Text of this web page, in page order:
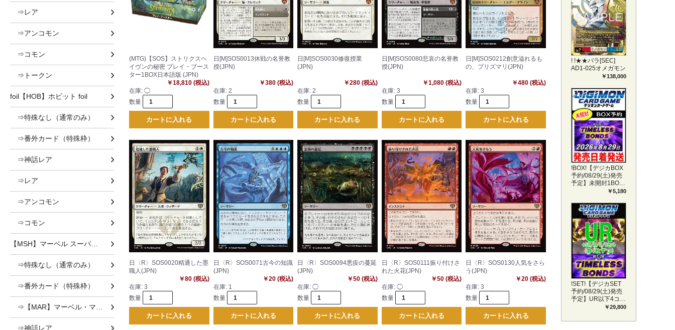
⇒レア
⇒アンコモン
⇒コモン
⇒トークン
foil【HOB】ホビット foil
⇒特殊なし（通常のみ）
⇒番外カード（特殊枠）
⇒神話レア
⇒レア
⇒アンコモン
⇒コモン
⇒特殊なし（通常のみ）
⇒番外カード（特殊枠）
⇒神話レア
(MTG)【SOS】ストリクスヘ
イヴンの秘密 プレイ・ブース
ター1BOX日本語版 (JPN)
￥18,810 (税込)
在庫: ◯
数量
カートに入れる
日[M]SOS0013休戦の名誉教
授(JPN)
￥380 (税込)
在庫: 2
数量
カートに入れる
日[M]SOS0030修復授業
(JPN)
￥280 (税込)
在庫:2
数量
カートに入れる
日[M]SOS0080悲哀の名誉教
授(JPN)
￥1,080 (税込)
在庫: 3
数量
カートに入れる
日[M]SOS0212創意溢れるも
の、プリズマリ(JPN)
￥480 (税込)
在庫:3
数量
カートに入れる
日〈R〉SOS0020精通した墨
職人(JPN)
￥80 (税込)
在庫: 3
数量
カートに入れる
日〈R〉SOS0071古今の知識
(JPN)
￥20 (税込)
在庫: 1
数量
カートに入れる
日〈R〉SOS0094悪疫の蔓延
(JPN)
￥50 (税込)
在庫:◯
数量
カートに入れる
日〈R〉SOS0111振り付けさ
れた火花(JPN)
￥50 (税込)
在庫: ◯
数量
カートに入れる
日〈R〉SOS0130人気をさら
う(JPN)
￥20 (税込)
在庫:3
数量
カートに入れる
! !★★パラ[SEC]
AD1-025オメガモン
￥138,000
!BOX!【デジカBOX
予約/08/29(土)発売
予定】未開封1BOX
￥5,180
!SET!【デジカSET
予約/08/29(土)発売
予定】UR以下4コン
セット 【BT-26】
￥29,800